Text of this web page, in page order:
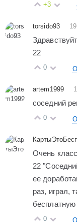
+3
torsido93
22
0
artem1999
соседний
0
Очень
22
ее
раз, играл,
бесплатную
0